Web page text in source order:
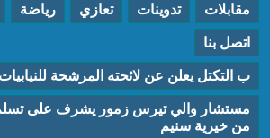
مقابلات تدوينات تعازي رياضة
اتصل بنا
ب التكتل يعلن عن لائحته المرشحة
مستشار والي تيرس زمور يشرف على
من خيرية سنيم